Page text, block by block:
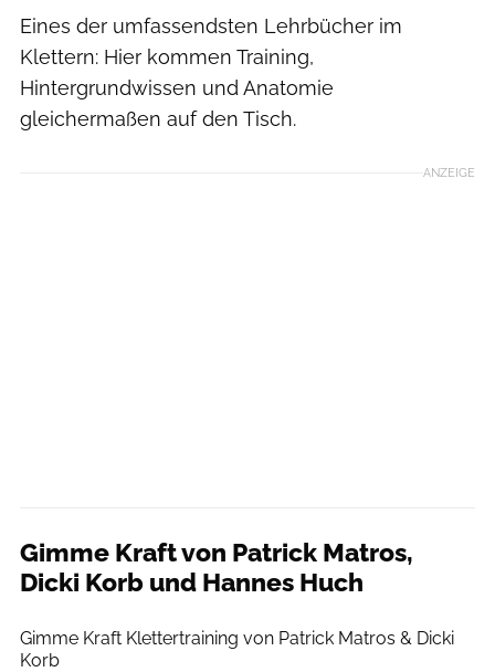
Eines der umfassendsten Lehrbücher im
Klettern: Hier kommen Training,
Hintergrundwissen und Anatomie
gleichermaßen auf den Tisch.
ANZEIGE
Gimme Kraft von Patrick Matros,
Dicki Korb und Hannes Huch
Gimme Kraft Klettertraining von Patrick Matros & Dicki
Korb